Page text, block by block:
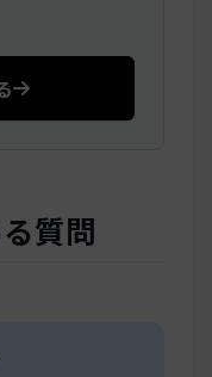
質問